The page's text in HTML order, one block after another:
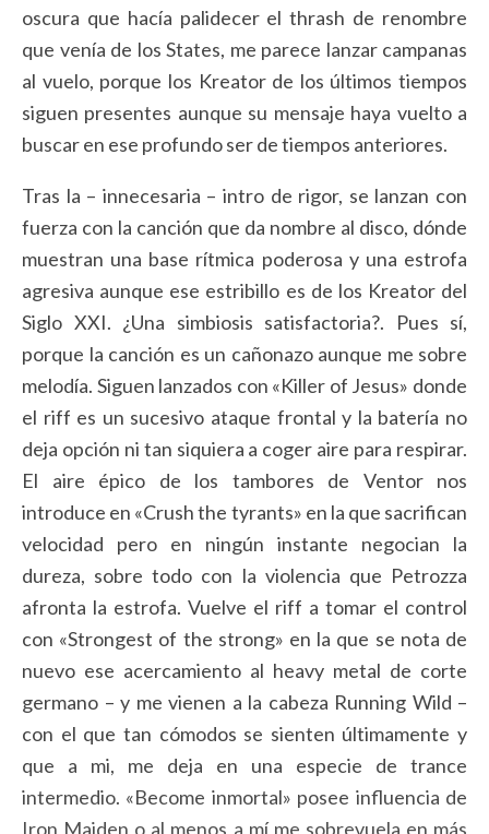
oscura que hacía palidecer el thrash de renombre
que venía de los States, me parece lanzar campanas
al vuelo, porque los Kreator de los últimos tiempos
siguen presentes aunque su mensaje haya vuelto a
buscar en ese profundo ser de tiempos anteriores.
Tras la – innecesaria – intro de rigor, se lanzan con
fuerza con la canción que da nombre al disco, dónde
muestran una base rítmica poderosa y una estrofa
agresiva aunque ese estribillo es de los Kreator del
Siglo XXI. ¿Una simbiosis satisfactoria?. Pues sí,
porque la canción es un cañonazo aunque me sobre
melodía. Siguen lanzados con «Killer of Jesus» donde
el riff es un sucesivo ataque frontal y la batería no
deja opción ni tan siquiera a coger aire para respirar.
El aire épico de los tambores de Ventor nos
introduce en «Crush the tyrants» en la que sacrifican
velocidad pero en ningún instante negocian la
dureza, sobre todo con la violencia que Petrozza
afronta la estrofa. Vuelve el riff a tomar el control
con «Strongest of the strong» en la que se nota de
nuevo ese acercamiento al heavy metal de corte
germano – y me vienen a la cabeza Running Wild –
con el que tan cómodos se sienten últimamente y
que a mi, me deja en una especie de trance
intermedio. «Become inmortal» posee influencia de
Iron Maiden o al menos a mí me sobrevuela en más